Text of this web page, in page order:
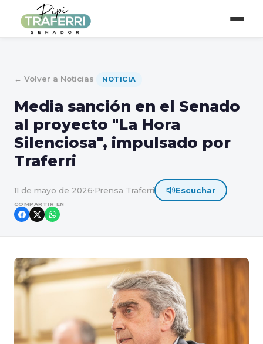
← Volver a Noticias NOTICIA
Media sanción en el Senado
al proyecto "La Hora
Silenciosa", impulsado por
Traferri
11 de mayo de 2026·Prensa Traferri Escuchar
COMPARTIR EN